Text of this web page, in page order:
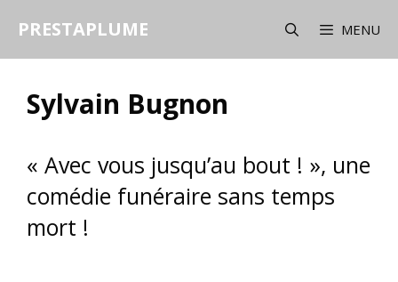
PRESTAPLUME MENU
Sylvain Bugnon
« Avec vous jusqu’au bout ! », une
comédie funéraire sans temps
mort !